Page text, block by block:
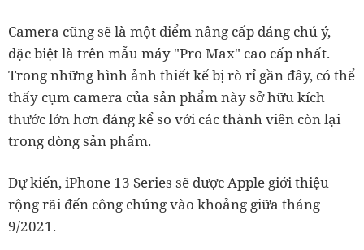
Camera cũng sẽ là một điểm nâng cấp đáng chú ý,
đặc biệt là trên mẫu máy "Pro Max" cao cấp nhất.
Trong những hình ảnh thiết kế bị rò rỉ gần đây, có thể
thấy cụm camera của sản phẩm này sở hữu kích
thước lớn hơn đáng kể so với các thành viên còn lại
trong dòng sản phẩm.
Dự kiến, iPhone 13 Series sẽ được Apple giới thiệu
rộng rãi đến công chúng vào khoảng giữa tháng
9/2021.